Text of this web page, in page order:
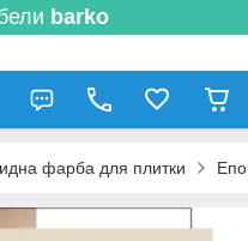
barko
фарба для плитки